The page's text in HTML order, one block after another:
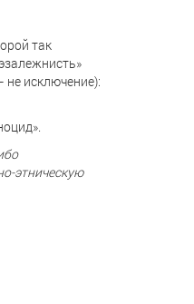
так
не исключение):
этническую